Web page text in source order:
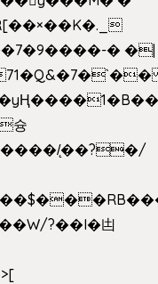
� �|
슝
̨��?�/
?��I�凷